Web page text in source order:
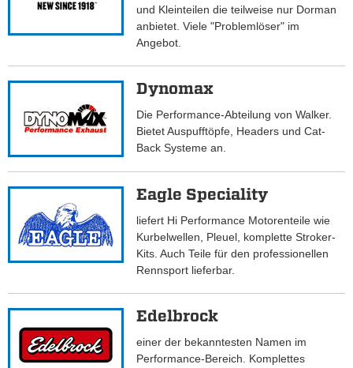
und Kleinteilen die teilweise nur Dorman
anbietet. Viele "Problemlöser" im
Angebot.
Dynomax
Die Performance-Abteilung von Walker.
Bietet Auspufftöpfe, Headers und Cat-
Back Systeme an.
Eagle Speciality
liefert Hi Performance Motorenteile wie
Kurbelwellen, Pleuel, komplette Stroker-
Kits. Auch Teile für den professionellen
Rennsport lieferbar.
Edelbrock
einer der bekanntesten Namen im
Performance-Bereich. Komplettes